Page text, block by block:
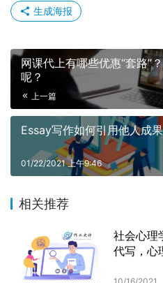
生成海报
网课代上有哪些优惠“套路”
呢？
上一篇
Essay写作如何引用他人成
01/22/2021 上午9:46
相关推荐
社会心
代写，心